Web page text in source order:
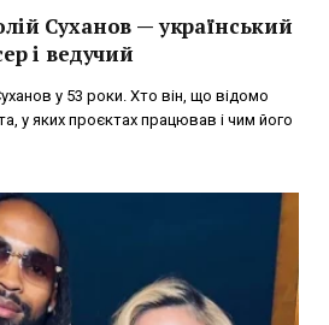
Суханов — український
і ведучий
у 53 роки. Хто він, що відомо
у яких проєктах працював і чим його